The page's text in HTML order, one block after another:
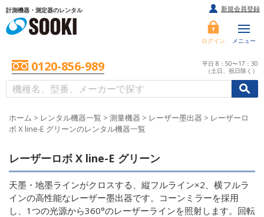
計測機器・測定器のレンタル
ログイン メニュー
0120-856-989
平日 8：50〜17：30
（土日、祝日除く）
//
新規会員登録
ホーム > レンタル機器一覧 > 測量機器 > レーザー墨出器 > レーザーロ
ボ X line-E グリーンのレンタル機器一覧
レーザーロボ X line-E グリーン
天墨・地墨ラインがクロスする、縦フルライン×2、横フルラ
インの高性能なレーザー墨出器です。コーンミラーを採用
し、1つの光源から360°のレーザーラインを照射します。回転